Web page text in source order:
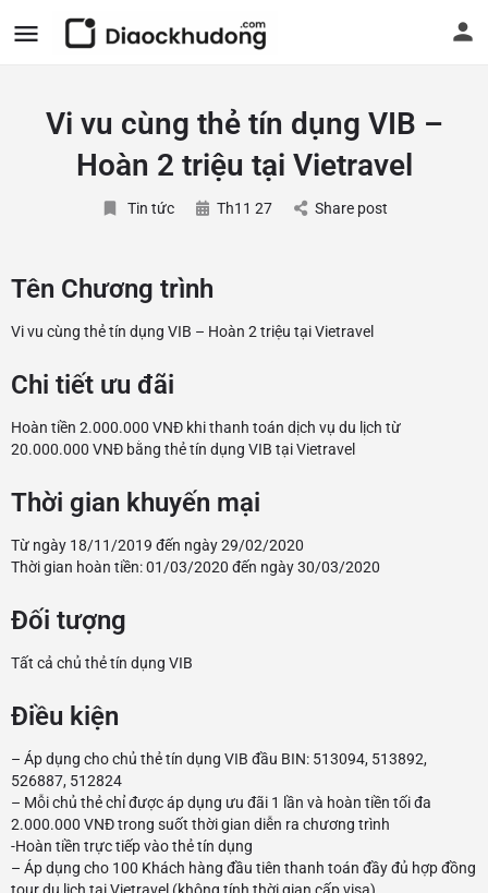
Vi vu cùng thẻ tín dụng VIB –
Hoàn 2 triệu tại Vietravel
Tin tức Th11 27 Share post
Tên Chương trình
Vi vu cùng thẻ tín dụng VIB – Hoàn 2 triệu tạiVietravel
Chi tiết ưu đãi
Hoàn tiền 2.000.000 VNĐ khi thanh toán dịch vụ du lịch từ
20.000.000 VNĐ bằng thẻ tín dụng VIB tại Vietravel
Thời gian khuyến mại
Từ ngày 18/11/2019 đến ngày 29/02/2020
Thời gian hoàn tiền: 01/03/2020 đến ngày 30/03/2020
Đối tượng
Tất cả chủ thẻ tín dụng VIB
Điều kiện
– Áp dụng cho chủ thẻ tín dụng VIB đầu BIN: 513094, 513892,
526887, 512824
– Mỗi chủ thẻ chỉ được áp dụng ưu đãi 1 lần và hoàn tiền tối đa
2.000.000 VNĐ trong suốt thời gian diễn ra chương trình
-Hoàn tiền trực tiếp vào thẻ tín dụng
– Áp dụng cho 100 Khách hàng đầu tiên thanh toán đầy đủ hợp đồng